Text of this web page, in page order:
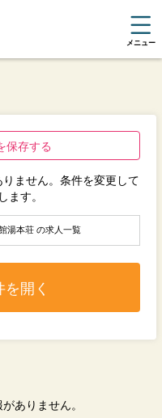
メニュー
保存する
ません。条件を変更して
す。
湯本荘 の求人一覧
開く
ありません。